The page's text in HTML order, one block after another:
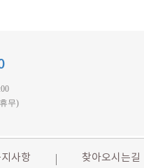
무)
지사항 찾아오시는길